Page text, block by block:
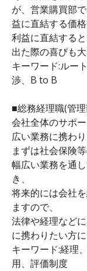
が、営業購買部
益に直結する価
利益に直結する
出た際の喜びも大
キーワード:ルー
渉、B to B
■総務経理職(管
会社全体のサポ
広い業務に携わり
まずは社会保険
幅広い業務を通
き、
将来的には会社
ますので、
法律や経理など
に携わりたい方
キーワード:経理
用、評価制度